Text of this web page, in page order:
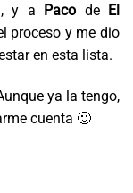
y a Paco de El
proceso y me dio
en esta lista.
ya la tengo,
cuenta 🙂